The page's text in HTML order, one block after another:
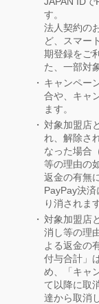
す。
法人契約の
ど、スマー
期登録をご
た、一部対
キャンペー
合や、キャ
ます。
対象加盟店
れ、解除さ
なった場合
等の理由の
返金の有無
PayPay決
り消されま
対象加盟店
消し等の理
よる返金の
付与合計」
め、「キャ
て以降に取
達から取消